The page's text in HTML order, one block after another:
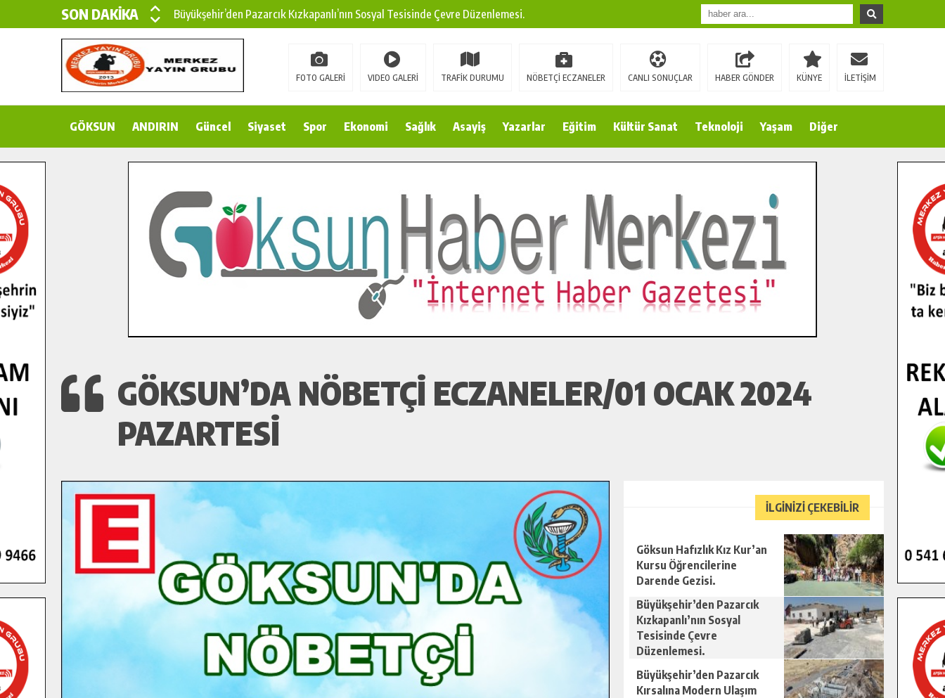
SON DAKİKA
Büyükşehir’den Pazarcık Kızkapanlı’nın Sosyal Tesisinde Çevre Düzenlemesi.
Büyükşehir’den Pazarcık Kırsalına Modern Ulaşım Yatırımı.
Çin’den KSÜ’ye Uluslararası Başarı: Edinilen Bilgi Türk Tarımına Katkı Sağlayacak.
Gençler Pusula Maraş Kampında Yeni Medya ve Fotoğrafçılığı Keşfetti.
İlçe Jandarma Komutanı Karakaya’dan Başkan Cüce’ye Veda Ziyareti.
Bertiz’in Yeni Köprüsünde Sona Doğru.
FOTO GALERİ VIDEO GALERİ TRAFİK DURUMU NÖBETÇİ ECZANELER CANLI SONUÇLAR HABER GÖNDER KÜNYE İLETİŞİM
GÖKSUN ANDIRIN Güncel Siyaset Spor Ekonomi Sağlık Asayiş Yazarlar Eğitim Kültür Sanat Teknoloji Yaşam Diğer
GÖKSUN’DA NÖBETÇI ECZANELER/01 OCAK 2024
PAZARTESI
İLGİNİZİ ÇEKEBİLİR
Göksun Hafızlık Kız Kur’an
Kursu Öğrencilerine
Darende Gezisi.
Büyükşehir’den Pazarcık
Kızkapanlı’nın Sosyal
Tesisinde Çevre
Düzenlemesi.
Büyükşehir’den Pazarcık
Kırsalına Modern Ulaşım